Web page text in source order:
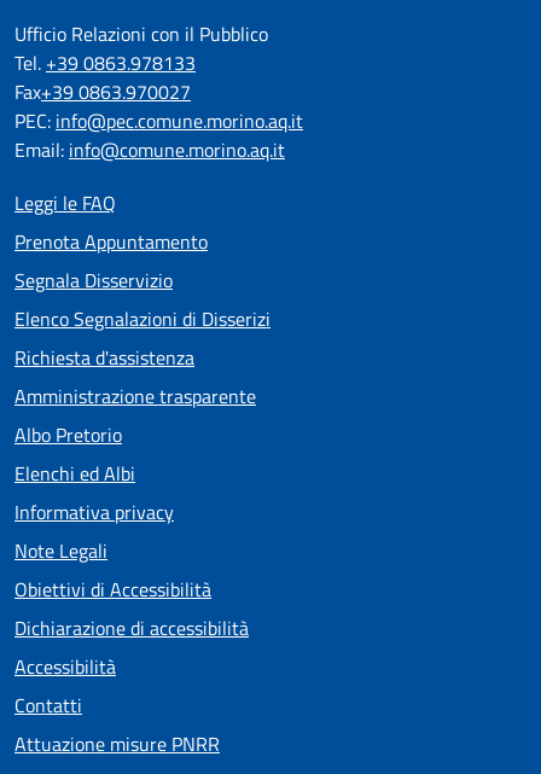
Ufficio Relazioni con il Pubblico
Tel. +39 0863.978133
Fax+39 0863.970027
PEC: info@pec.comune.morino.aq.it
Email: info@comune.morino.aq.it
Leggi le FAQ
Prenota Appuntamento
Segnala Disservizio
Elenco Segnalazioni di Disserizi
Richiesta d'assistenza
Amministrazione trasparente
Albo Pretorio
Elenchi ed Albi
Informativa privacy
Note Legali
Obiettivi di Accessibilità
Dichiarazione di accessibilità
Accessibilità
Contatti
Attuazione misure PNRR